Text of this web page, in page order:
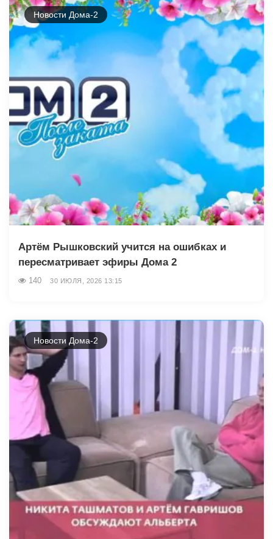
Новости Дома-2
Артём Рышковский учится на ошибках и
пересматривает эфиры Дома 2
140 30 ИЮЛЯ, 2026 13:15
Новости Дома-2